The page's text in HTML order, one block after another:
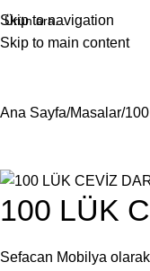
Skip to navigation
Skip to main content
Ana Sayfa Masalar
100 LÜK
Sefacan Mobilya